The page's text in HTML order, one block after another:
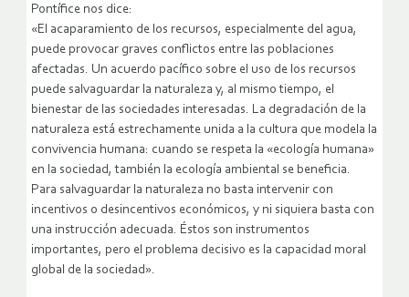
Pontífice nos dice:
«El acaparamiento de los recursos, especialmente del agua,
puede provocar graves conflictos entre las poblaciones
afectadas. Un acuerdo pacífico sobre el uso de los recursos
puede salvaguardar la naturaleza y, al mismo tiempo, el
bienestar de las sociedades interesadas. La degradación de la
naturaleza está estrechamente unida a la cultura que modela la
convivencia humana: cuando se respeta la «ecología humana»
en la sociedad, también la ecología ambiental se beneficia.
Para salvaguardar la naturaleza no basta intervenir con
incentivos o desincentivos económicos, y ni siquiera basta con
una instrucción adecuada. Éstos son instrumentos
importantes, pero el problema decisivo es la capacidad moral
global de la sociedad».